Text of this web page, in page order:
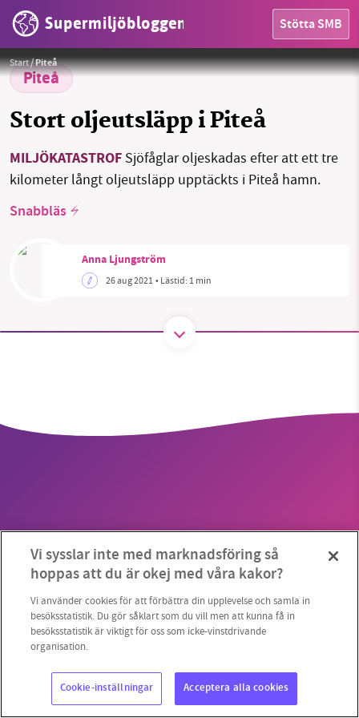
Supermiljöbloggen Stötta SMB
OMRÅDEN
MILJÖFAKTA
Facebook
Start/Piteå
Piteå
Stort oljeutsläpp i Piteå
MILJÖKATASTROF Sjöfåglar oljeskadas efter att ett tre
kilometer långt oljeutsläpp upptäckts i Piteå hamn.
Snabbläs
Anna Ljungström
26 aug 2021• Lästid: 1 min
Foto:Piteå kommun
Copyright 2023 © Supermiljöbloggen Cookieinställningar
SMB kämpar för en hållbar framtid. Sedan
vill hjälpa oss.
Stötta vårt arbete genom att swisha en slant till
1231368703
Läs vad vi vill göra
Vi sysslar inte med marknadsföring så
hoppas att du är okej med våra kakor?
Vi använder cookies för att förbättra din upplevelse och samla in
besöksstatistik. Du gör såklart som du vill men att kunna få in
besöksstatistik är viktigt för oss som icke-vinstdrivande
organisation.
Cookie-inställningar Acceptera alla cookies